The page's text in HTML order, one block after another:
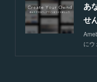
あ
せ
にウ